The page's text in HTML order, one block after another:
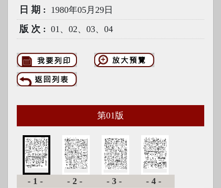
日期 1980年05月29日
版次 01、02、03、04
第01 版
-1- -2- -3- -4-